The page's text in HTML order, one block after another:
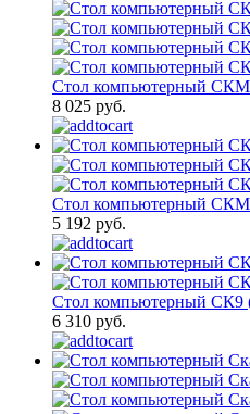
Стол компьютерный
8 025 руб.
Стол компьютерный
5 192 руб.
Стол компьютерный
6 310 руб.